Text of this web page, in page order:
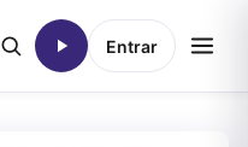
Entrar